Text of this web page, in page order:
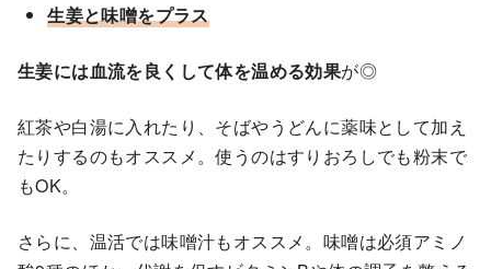
生姜と味噌をプラス
生姜には血流を良くして体を温める効果が◎
紅茶や白湯に入れたり、そばやうどんに薬味として加え
たりするのもオススメ。使うのはすりおろしでも粉末で
もOK。
さらに、温活では味噌汁もオススメ。味噌は必須アミノ